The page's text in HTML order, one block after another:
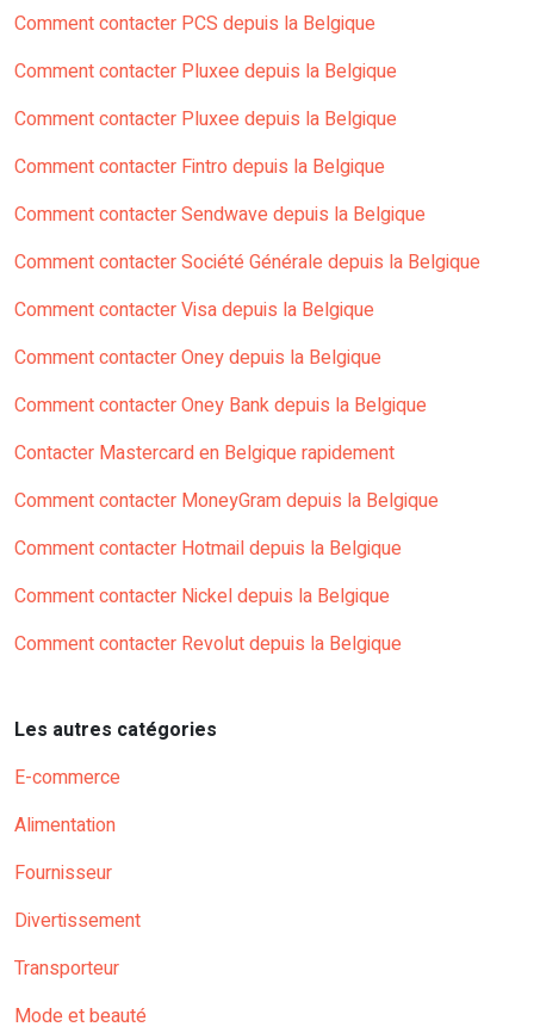
Comment contacter PCS depuis la Belgique
Comment contacter Pluxee depuis la Belgique
Comment contacter Pluxee depuis la Belgique
Comment contacter Fintro depuis la Belgique
Comment contacter Sendwave depuis la Belgique
Comment contacter Société Générale depuis la Belgique
Comment contacter Visa depuis la Belgique
Comment contacter Oney depuis la Belgique
Comment contacter Oney Bank depuis la Belgique
Contacter Mastercard en Belgique rapidement
Comment contacter MoneyGram depuis la Belgique
Comment contacter Hotmail depuis la Belgique
Comment contacter Nickel depuis la Belgique
Comment contacter Revolut depuis la Belgique
Les autres catégories
E-commerce
Alimentation
Fournisseur
Divertissement
Transporteur
Mode et beauté